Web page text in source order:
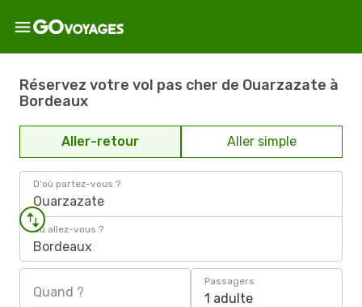
Réservez votre vol pas cher de Ouarzazate à
Bordeaux
Aller-retour Aller simple
D'où partez-vous ?
Ouarzazate
Où allez-vous ?
Bordeaux
Quand ?
Passagers
1 adulte